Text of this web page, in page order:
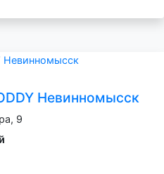
Невинномысск
9